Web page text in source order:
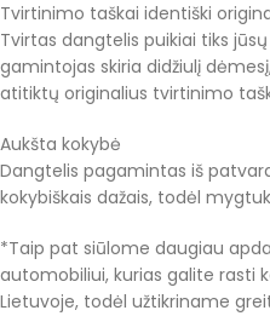
Tvirtinimo taškai identiški
Tvirtas dangtelis puikiai tiks
gamintojas skiria didžiulį
atitiktų originalius tvirtinimo
Aukšta kokybė
Dangtelis pagamintas iš
kokybiškais dažais, todėl
*Taip pat siūlome daugiau
automobiliui, kurias galite rasti
Lietuvoje, todėl užtikriname